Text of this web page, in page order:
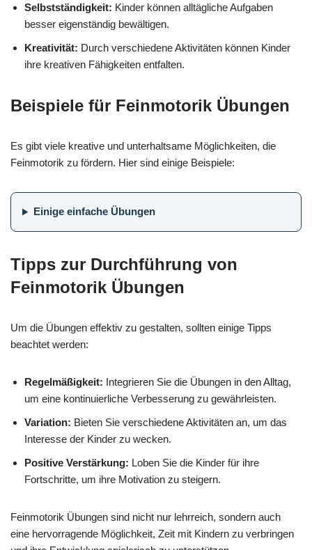
Selbstständigkeit: Kinder können alltägliche Aufgaben
besser eigenständig bewältigen.
Kreativität: Durch verschiedene Aktivitäten können Kinder
ihre kreativen Fähigkeiten entfalten.
Beispiele für Feinmotorik Übungen
Es gibt viele kreative und unterhaltsame Möglichkeiten, die
Feinmotorik zu fördern. Hier sind einige Beispiele:
Einige einfache Übungen
Tipps zur Durchführung von
Feinmotorik Übungen
Um die Übungen effektiv zu gestalten, sollten einige Tipps
beachtet werden:
Regelmäßigkeit: Integrieren Sie die Übungen in den Alltag,
um eine kontinuierliche Verbesserung zu gewährleisten.
Variation: Bieten Sie verschiedene Aktivitäten an, um das
Interesse der Kinder zu wecken.
Positive Verstärkung: Loben Sie die Kinder für ihre
Fortschritte, um ihre Motivation zu steigern.
Feinmotorik Übungen sind nicht nur lehrreich, sondern auch
eine hervorragende Möglichkeit, Zeit mit Kindern zu verbringen